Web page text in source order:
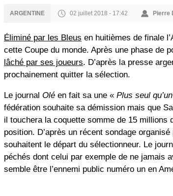
ARGENTINE 02 juillet 2018 - 17:42 Pierre
Éliminé par les Bleus en huitièmes de finale
cette Coupe du monde. Après une phase de
lâché par ses joueurs. D’après la presse
prochainement quitter la sélection.
Le journal Olé en fait sa une « Plus seul
fédération souhaite sa démission mais que
il touchera la coquette somme de 15 millions
position. D’après un récent sondage
souhaitent le départ du sélectionneur. Le
péchés dont celui par exemple de ne jamais
semble être l’ennemi public numéro un en